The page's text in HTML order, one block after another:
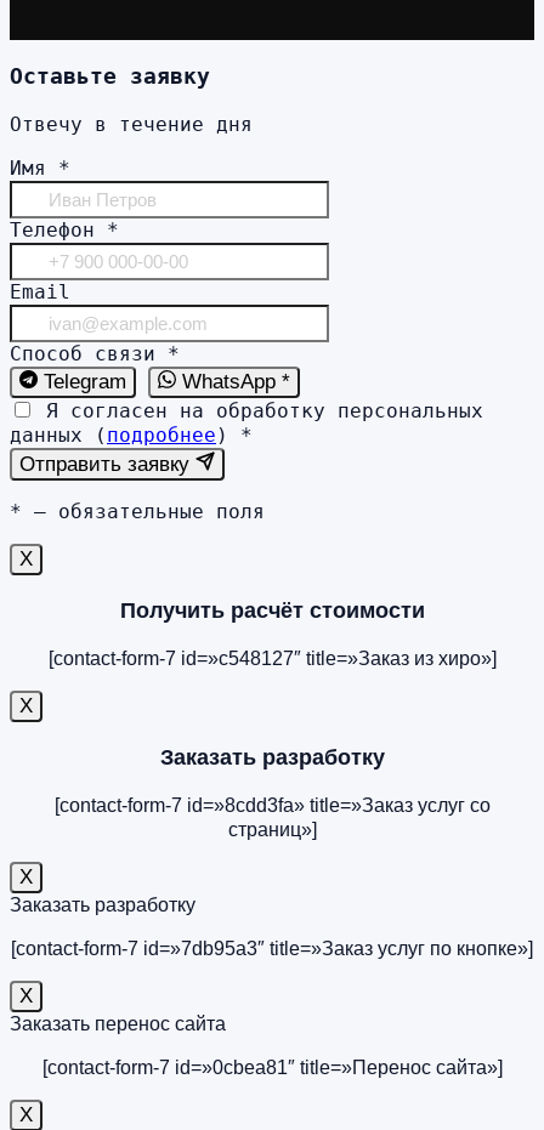
Оставьте заявку
Отвечу в течение дня
Имя *
Телефон *
Email
Способ связи *
Telegram
WhatsApp *
Я согласен на обработку персональных
данных ( подробнее ) *
Отправить заявку
* — обязательные поля
X
Получить расчёт стоимости
[contact-form-7 id=»c548127″ title=»Заказ из хиро»]
X
Заказать разработку
[contact-form-7 id=»8cdd3fa» title=»Заказ услуг со
страниц»]
X
Заказать разработку
[contact-form-7 id=»7db95a3″ title=»Заказ услуг по кнопке»]
Х
Заказать перенос сайта
[contact-form-7 id=»0cbea81″ title=»Перенос сайта»]
Х